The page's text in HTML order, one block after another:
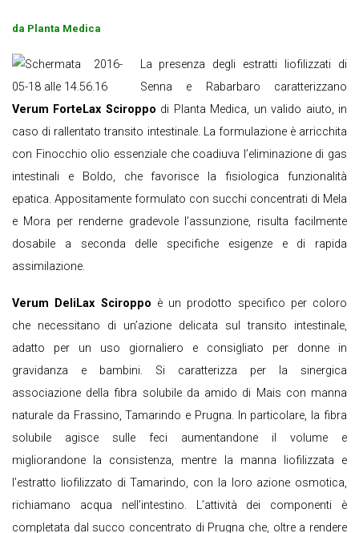
da Planta Medica
La presenza degli estratti liofilizzati di
Senna e Rabarbaro caratterizzano
Verum ForteLax Sciroppo di Planta Medica, un valido aiuto, in
caso di rallentato transito intestinale. La formulazione è arricchita
con Finocchio olio essenziale che coadiuva l’eliminazione di gas
intestinali e Boldo, che favorisce la fisiologica funzionalità
epatica. Appositamente formulato con succhi concentrati di Mela
e Mora per renderne gradevole l’assunzione, risulta facilmente
dosabile a seconda delle specifiche esigenze e di rapida
assimilazione.
Verum DeliLax Sciroppo è un prodotto specifico per coloro
che necessitano di un’azione delicata sul transito intestinale,
adatto per un uso giornaliero e consigliato per donne in
gravidanza e bambini. Si caratterizza per la sinergica
associazione della fibra solubile da amido di Mais con manna
naturale da Frassino, Tamarindo e Prugna. In particolare, la fibra
solubile agisce sulle feci aumentandone il volume e
migliorandone la consistenza, mentre la manna liofilizzata e
l’estratto liofilizzato di Tamarindo, con la loro azione osmotica,
richiamano acqua nell’intestino. L’attività dei componenti è
completata dal succo concentrato di Prugna che, oltre a rendere